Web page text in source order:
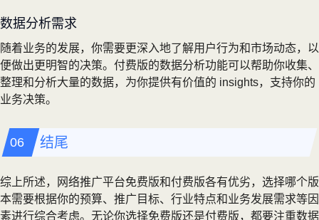
数据分析需求
随着业务的发展，你需要更深入地了解用户行为和市场动态，以
便做出更明智的决策。付费版的数据分析功能可以帮助你收集、
整理和分析大量的数据，为你提供有价值的 insights，支持你的
业务决策。
结尾
综上所述，网络推广平台免费版和付费版各有优劣，选择哪个版
本需要根据你的预算、推广目标、行业特点和业务发展需求等因
素进行综合考虑。无论你选择免费版还是付费版，都要注重数据